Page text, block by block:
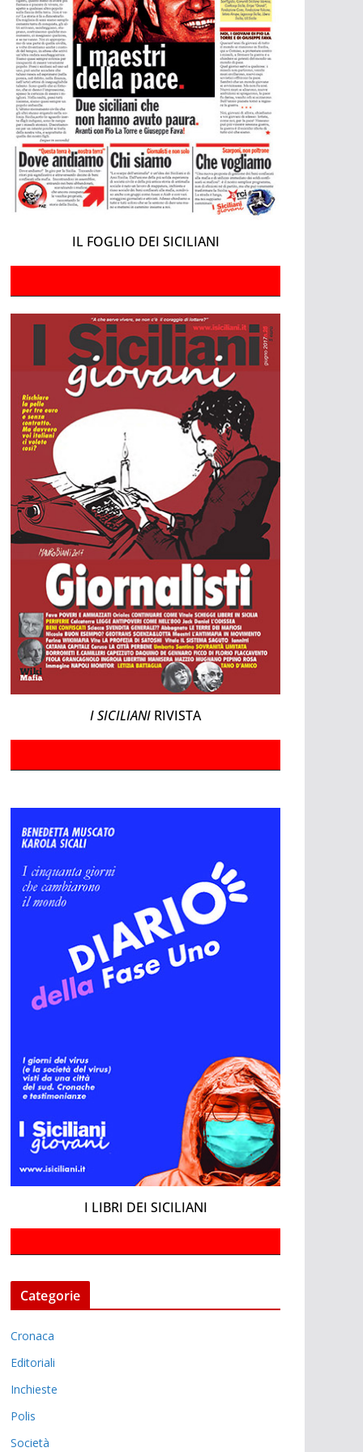
IL FOGLIO DEI SICILIANI
I SICILIANI RIVISTA
I LIBRI DEI SICILIANI
Categorie
Cronaca
Editoriali
Inchieste
Polis
Società